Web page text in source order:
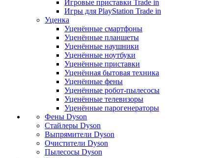
Игровые приставки Trade in
Игры для PlayStation Trade in
Уценка
Уценённые смартфоны
Уценённые планшеты
Уценённые наушники
Уценённые ноутбуки
Уценённые приставки
Уценённая бытовая техника
Уценённые фены
Уценённые робот-пылесосы
Уценённые телевизоры
Уценённые парогенераторы
Фены Dyson
Стайлеры Dyson
Выпрямители Dyson
Очистители Dyson
Пылесосы Dyson